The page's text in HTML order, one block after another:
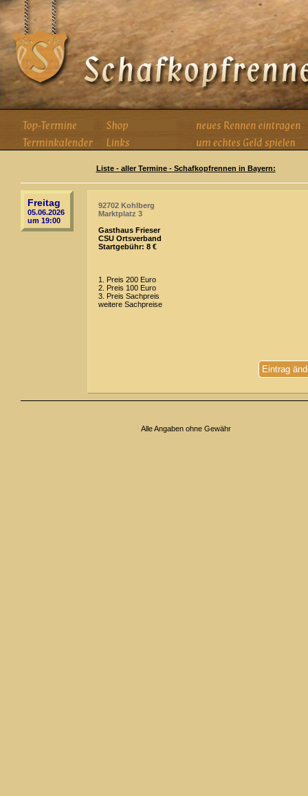
Liste - aller Termine - Schafkopfrennen in Bayern:
Freitag
05.06.2026
um 19:00
92702 Kohlberg
Marktplatz 3
Gasthaus Frieser
CSU Ortsverband
Startgebühr: 8 €
1. Preis 200 Euro
2. Preis 100 Euro
3. Preis Sachpreis
weitere Sachpreise
Eintrag
Alle Angaben ohne Gewähr